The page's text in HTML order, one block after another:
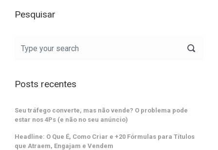
Pesquisar
Posts recentes
Seu tráfego converte, mas não vende? O problema pode
estar nos 4Ps (e não no seu anúncio)
Headline: O Que É, Como Criar e +20 Fórmulas para Títulos
que Atraem, Engajam e Vendem